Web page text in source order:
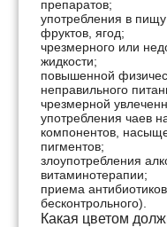
препаратов;
употребления в
фруктов, ягод;
чрезмерного или
жидкости;
повышенной
неправильного
чрезмерной
употребления чаев
компонентов,
пигментов;
злоупотребления
витаминотерапии;
приема
бесконтрольного).
Какая цветом